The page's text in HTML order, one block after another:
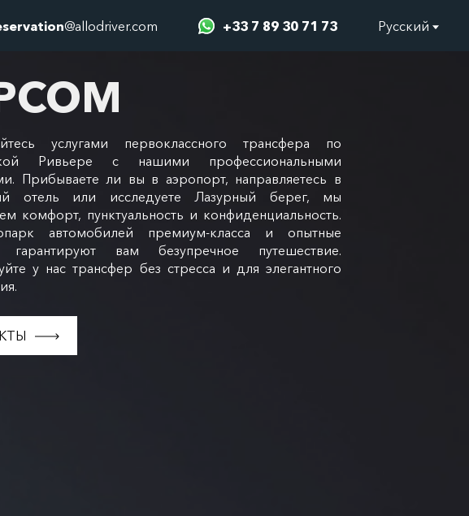
@allodriver.com +33 7 89 30 71 73 Русский
услугами первоклассного трансфера по
Ривьере с нашими профессиональными
Прибываете ли вы в аэропорт, направляетесь в
отель или исследуете Лазурный берег, мы
комфорт, пунктуальность и конфиденциальность.
автомобилей премиум-класса и опытные
гарантируют вам безупречное путешествие.
у нас трансфер без стресса и для элегантного